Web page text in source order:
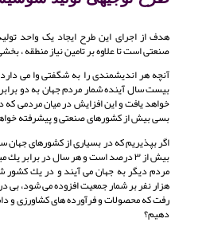
هدف از اجرای این طرح ایجاد یک واحد
صنعتی است تا علاوه بر تامین نیاز منطقه ،
آنچه هر اندیشمندی را به شگفتی وا می
بیست سال آینده شمار مردم جهان به دو
خواهد یافت و این افزایش در میان مردمی
بسی بیش از كشورهای صنعتی و پیشرفته
اگر بپذیریم كه در بسیاری از كشورهای جهان
بیش از ۳ درصد است و هر سال در برابر
مردم دیگر به جهان می آیند و در یك
هزار نفر بر شمار جمعیت افزوده می شود، بی
رفت كه محصولات و فرآورده های كشاورزی و
دهیم؟